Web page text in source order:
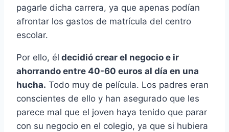
pagarle dicha carrera, ya que apenas podían
afrontar los gastos de matrícula del centro
escolar.
Por ello, él decidió crear el negocio e ir
ahorrando entre 40-60 euros al día en una
hucha. Todo muy de película. Los padres eran
conscientes de ello y han asegurado que les
parece mal que el joven haya tenido que parar
con su negocio en el colegio, ya que si hubiera